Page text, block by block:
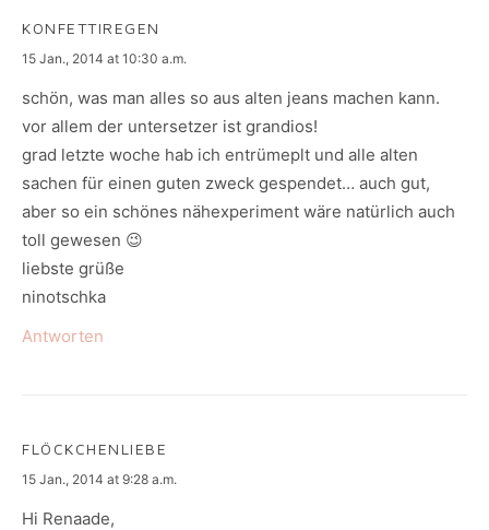
KONFETTIREGEN
says:
15 Jan., 2014 at 10:30 a.m.
schön, was man alles so aus alten jeans machen kann.
vor allem der untersetzer ist grandios!
grad letzte woche hab ich entrümeplt und alle alten
sachen für einen guten zweck gespendet… auch gut,
aber so ein schönes nähexperiment wäre natürlich auch
toll gewesen 😉
liebste grüße
ninotschka
Antworten
FLÖCKCHENLIEBE
says:
15 Jan., 2014 at 9:28 a.m.
Hi Renaade,